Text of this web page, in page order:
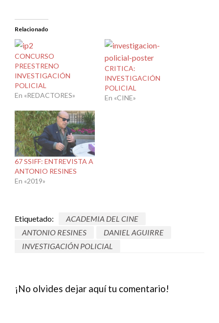
Relacionado
CONCURSO
PREESTRENO
INVESTIGACIÓN
POLICIAL
En «REDACTORES»
CRITICA:
INVESTIGACIÓN
POLICIAL
En «CINE»
67 SSIFF: ENTREVISTA A
ANTONIO RESINES
En «2019»
Etiquetado:
ACADEMIA DEL CINE
ANTONIO RESINES
DANIEL AGUIRRE
INVESTIGACIÓN POLICIAL
¡No olvides dejar aquí tu comentario!